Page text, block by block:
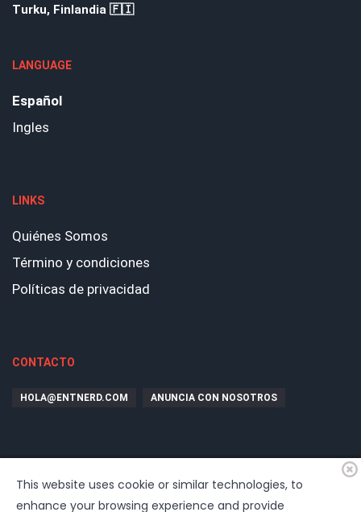
Turku, Finlandia 🇫🇮
LANGUAGE
Español
Ingles
LINKS
Quiénes Somos
Término y condiciones
Políticas de privacidad
CONTACTO
HOLA@ENTNERD.COM ANUNCIA CON NOSOTROS
This website uses cookie or similar technologies, to
enhance your browsing experience and provide